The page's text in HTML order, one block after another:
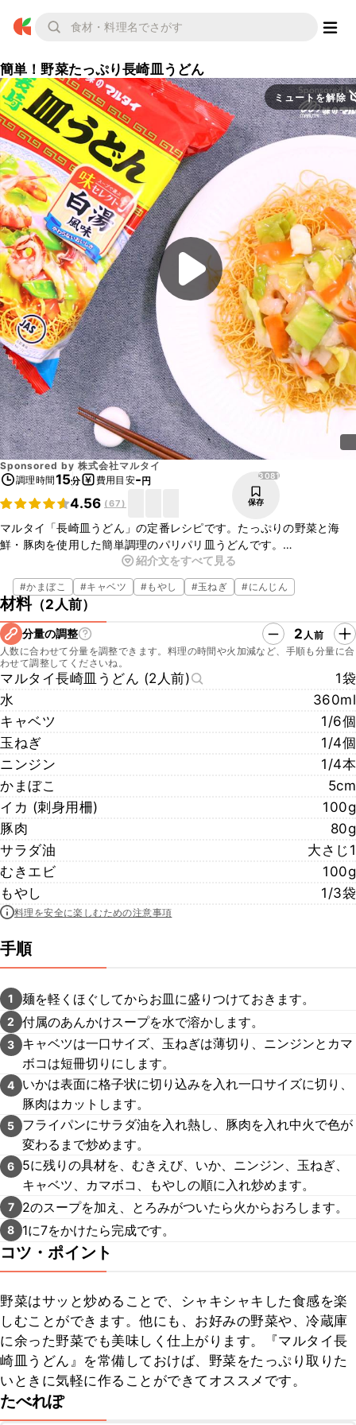
簡単！野菜たっぷり長崎皿うどん
ミュートを解除
Sponsored by 株式会社マルタイ
調理時間15分 費用目安-円
4.56 (67)
3081
保存
マルタイ「長崎皿うどん」の定番レシピです。たっぷりの野菜と海
鮮・豚肉を使用した簡単調理のパリパリ皿うどんです。
野菜だけでなく、海鮮を入れることでより、旨味がプラスされます
よ。
簡単に作れるのでぜひ試してみてくださいね。
紹介文をすべて見る
#かまぼこ #キャベツ #もやし #玉ねぎ #にんじん
材料（2人前）
分量の調整 2 人前
人数に合わせて分量を調整できます。料理の時間や火加減など、手順も分量に合
わせて調整してくださいね。
マルタイ長崎皿うどん (2人前)
1袋
水
360ml
キャベツ
1/6個
玉ねぎ
1/4個
ニンジン
1/4本
かまぼこ
5cm
イカ (刺身用柵)
100g
豚肉
80g
サラダ油
大さじ1
むきエビ
100g
もやし
1/3袋
料理を安全に楽しむための注意事項
手順
1 麺を軽くほぐしてからお皿に盛りつけておきます。
2 付属のあんかけスープを水で溶かします。
3
キャベツは一口サイズ、玉ねぎは薄切り、ニンジンとカマ
ボコは短冊切りにします。
4
いかは表面に格子状に切り込みを入れ一口サイズに切り、
豚肉はカットします。
5
フライパンにサラダ油を入れ熱し、豚肉を入れ中火で色が
変わるまで炒めます。
6
5に残りの具材を、むきえび、いか、ニンジン、玉ねぎ、
キャベツ、カマボコ、もやしの順に入れ炒めます。
7 2のスープを加え、とろみがついたら火からおろします。
8 1に7をかけたら完成です。
コツ・ポイント
野菜はサッと炒めることで、シャキシャキした食感を楽
しむことができます。他にも、お好みの野菜や、冷蔵庫
に余った野菜でも美味しく仕上がります。『マルタイ長
崎皿うどん』を常備しておけば、野菜をたっぷり取りた
いときに気軽に作ることができてオススメです。
たべれぽ